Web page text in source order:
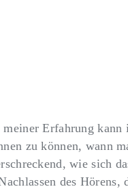
Erfahrung kann
zu können, wann
wie sich
des Hörens,